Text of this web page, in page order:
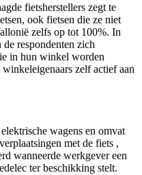
fietsherstellers zegt te
ook fietsen die ze niet
zelfs op tot 100%. In
respondenten zich
in hun winkel worden
zelf actief aan
wagens en omvat
met de fiets ,
wanneerde werkgever een
ter beschikking stelt.